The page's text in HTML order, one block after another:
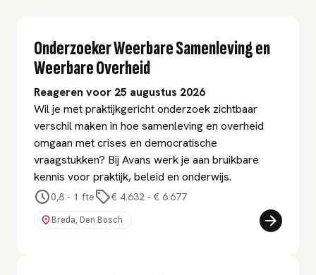
Onderzoeker Weerbare Samenleving en
Weerbare Overheid
Reageren voor 25 augustus 2026
Wil je met praktijkgericht onderzoek zichtbaar
verschil maken in hoe samenleving en overheid
omgaan met crises en democratische
vraagstukken? Bij Avans werk je aan bruikbare
kennis voor praktijk, beleid en onderwijs.
0,8 - 1 fte € 4.632 - € 6.677
Breda, Den Bosch